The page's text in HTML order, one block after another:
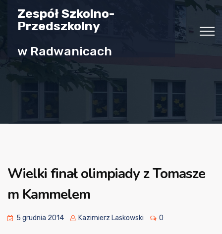
Zespół Szkolno-
Przedszkolny
w Radwanicach
Wielki finał olimpiady z Tomasze
m Kammelem
5 grudnia 2014 Kazimierz Laskowski 0